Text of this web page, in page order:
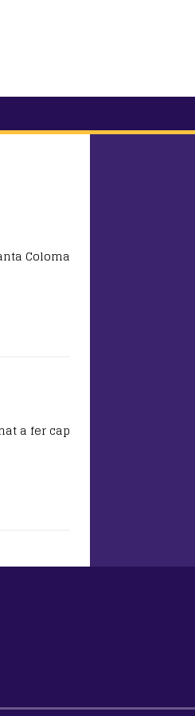
Coloma
a fer cap